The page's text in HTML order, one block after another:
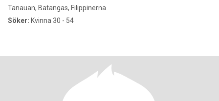
Tanauan, Batangas, Filippinerna
Söker: Kvinna 30 - 54